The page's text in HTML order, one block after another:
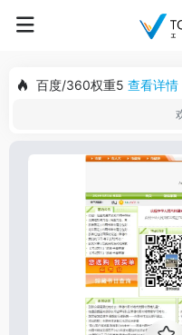
百度/360权重5 查看详情